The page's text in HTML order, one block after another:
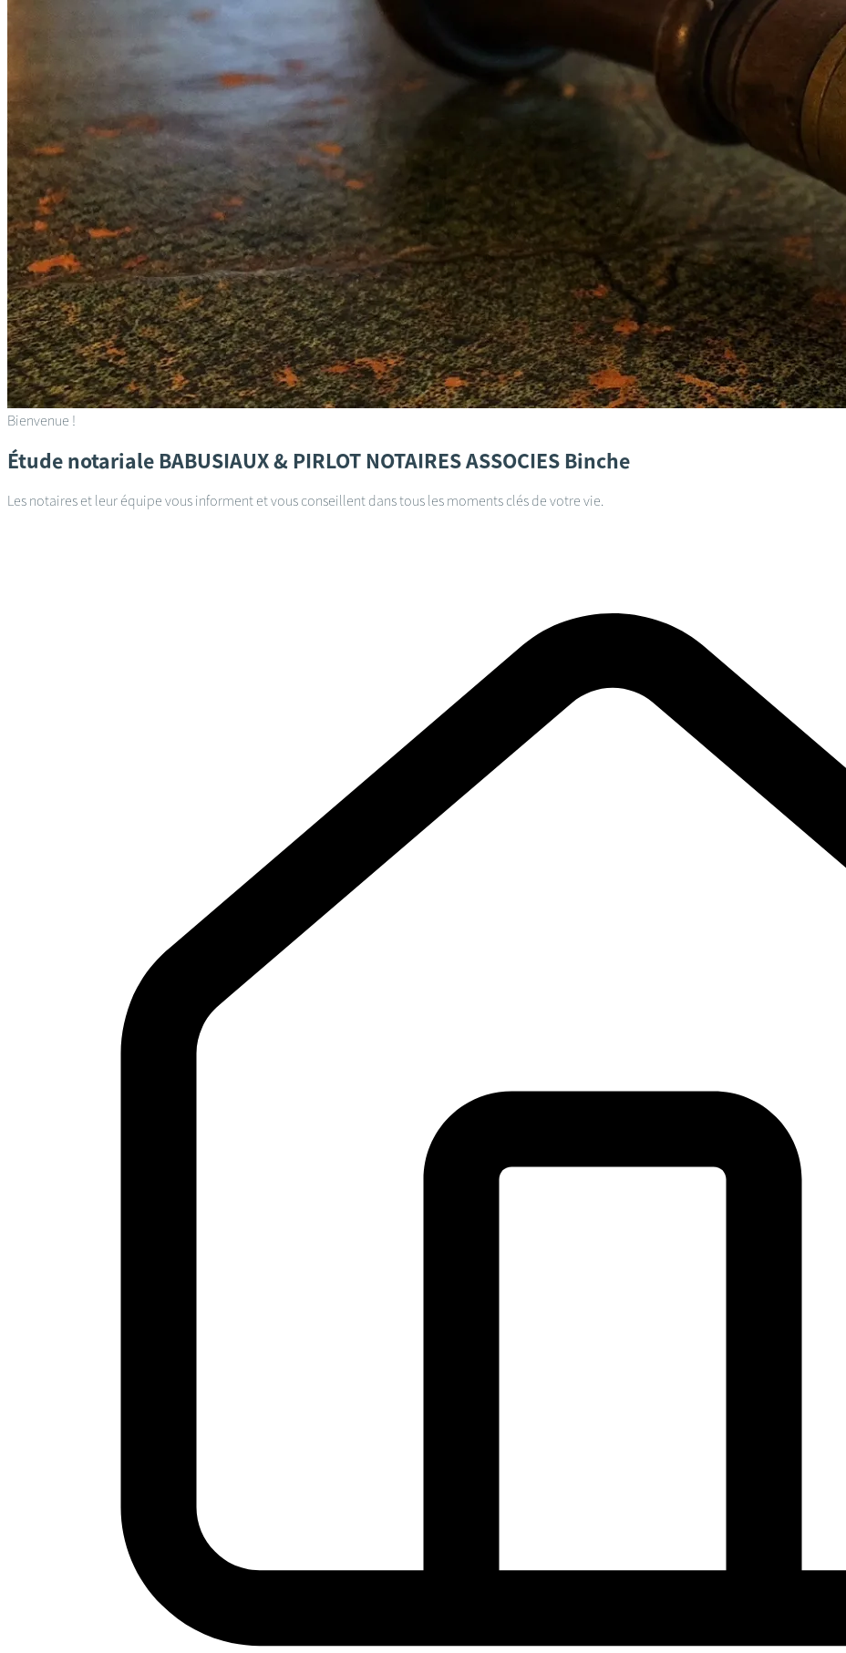
Bienvenue !
Étude notariale BABUSIAUX & PIRLOT NOTAIRES ASSOCIES Binche
Les notaires et leur équipe vous informent et vous conseillent dans tous les moments clés de votre vie.